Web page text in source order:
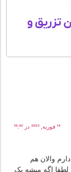
و
۵ساله دارم والان هم
اگه میشه یک